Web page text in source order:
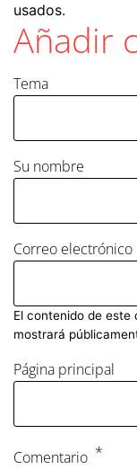
usados.
Añadir
Tema
Su nombre
Correo electrónico
El contenido de este
mostrará
Página principal
Comentario